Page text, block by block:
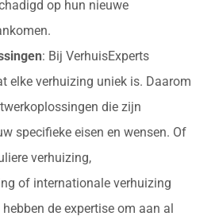
op hun nieuwe
: Bij VerhuisExperts
elke verhuizing uniek is. Daarom
die zijn
specifieke eisen en wensen. Of
verhuizing,
of internationale verhuizing
de expertise om aan al